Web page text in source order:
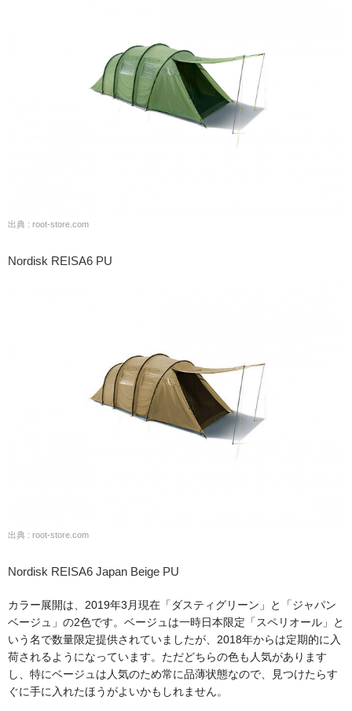
出典 : root-store.com
Nordisk REISA6 PU
出典 : root-store.com
Nordisk REISA6 Japan Beige PU
カラー展開は、2019年3月現在「ダスティグリーン」と「ジャパン
ベージュ」の2色です。ベージュは一時日本限定「スペリオール」と
いう名で数量限定提供されていましたが、2018年からは定期的に入
荷されるようになっています。ただどちらの色も人気があります
し、特にベージュは人気のため常に品薄状態なので、見つけたらす
ぐに手に入れたほうがよいかもしれません。